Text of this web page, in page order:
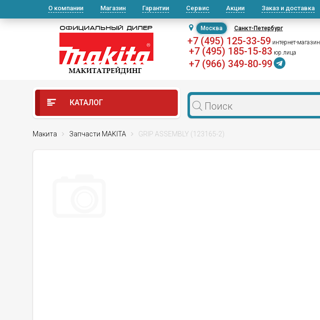
О компании Магазин Гарантии Сервис Акции Заказ и доставка
Москва Санкт-Петербург
+7 (495) 125-33-59интернет-магазин
+7 (495) 185-15-83 юр.лица
+7 (966) 349-80-99
КАТАЛОГ
Макита Запчасти MAKITA GRIP ASSEMBLY (123165-2)